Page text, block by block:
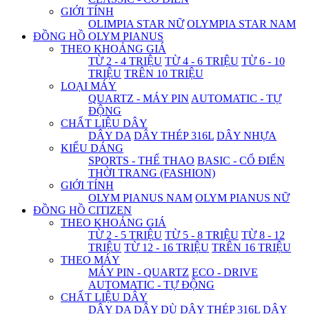
GIỚI TÍNH
OLIMPIA STAR NỮ OLYMPIA STAR NAM
ĐỒNG HỒ OLYM PIANUS
THEO KHOẢNG GIÁ
TỪ 2 - 4 TRIỆU TỪ 4 - 6 TRIỆU TỪ 6 - 10
TRIỆU TRÊN 10 TRIỆU
LOẠI MÁY
QUARTZ - MÁY PIN AUTOMATIC - TỰ
ĐỘNG
CHẤT LIỆU DÂY
DÂY DA DÂY THÉP 316L DÂY NHỰA
KIỂU DÁNG
SPORTS - THỂ THAO BASIC - CỔ ĐIỂN
THỜI TRANG (FASHION)
GIỚI TÍNH
OLYM PIANUS NAM OLYM PIANUS NỮ
ĐỒNG HỒ CITIZEN
THEO KHOẢNG GIÁ
TỪ 2 - 5 TRIỆU TỪ 5 - 8 TRIỆU TỪ 8 - 12
TRIỆU TỪ 12 - 16 TRIỆU TRÊN 16 TRIỆU
THEO MÁY
MÁY PIN - QUARTZ ECO - DRIVE
AUTOMATIC - TỰ ĐỘNG
CHẤT LIỆU DÂY
DÂY DA DÂY DÙ DÂY THÉP 316L DÂY